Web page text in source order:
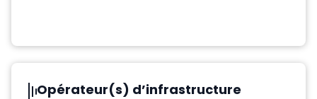
Opérateur(s) d’infrastructure